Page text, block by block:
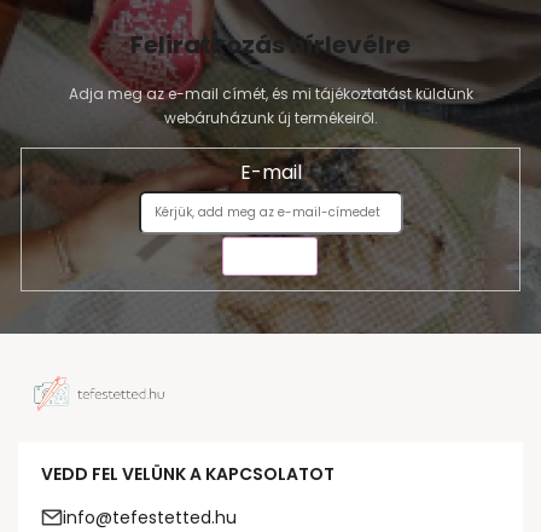
Feliratkozás hírlevélre
Adja meg az e-mail címét, és mi tájékoztatást küldünk
webáruházunk új termékeiről.
E-mail
VEDD FEL VELÜNK A KAPCSOLATOT
info@tefestetted.hu